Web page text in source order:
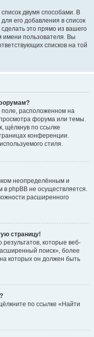
двумя способами. В
его добавления в список
это прямо из вашего
имени пользователя. Вы
списков на той
поле, расположенном на
форума или темы.
щёлкнув по ссылке
конференции.
стиля.
неопределённым и
в phpBB не осуществляется.
расширенного
страницу!
которые веб-
поиск», более
которых он должен быть
по ссылке «Найти